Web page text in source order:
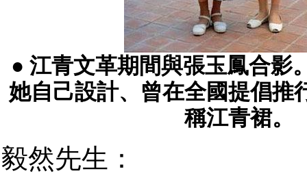
● 江青文革期間與張玉鳳合影
她自己設計、曾在全國提倡推
稱江青裙。
毅然先生：